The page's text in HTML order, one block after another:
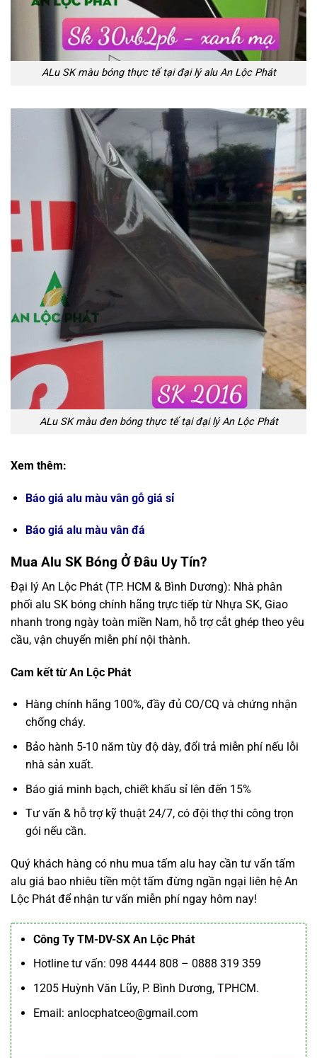
ALu SK màu bóng thực tế tạiđại lý alu An Lộc Phát
ALu SK màu đen bóng thực tế tại đại lý An Lộc Phát
Xem thêm:
Báo giá alu màu vân gỗ giá sỉ
Báo giá alu màu vân đá
Mua Alu SK Bóng Ở Đâu Uy Tín?
Đại lý An Lộc Phát (TP. HCM & Bình Dương): Nhà phân
phối alu SK bóng chính hãng trực tiếp từ Nhựa SK, Giao
nhanh trong ngày toàn miền Nam, hỗ trợ cắt ghép theo yêu
cầu, vận chuyển miễn phí nội thành.
Cam kết từ An Lộc Phát
Hàng chính hãng 100%, đầy đủ CO/CQ và chứng nhận
chống cháy.
Bảo hành 5-10 năm tùy độ dày, đổi trả miễn phí nếu lỗi
nhà sản xuất.
Báo giá minh bạch, chiết khấu sỉ lên đến 15%
Tư vấn & hỗ trợ kỹ thuật 24/7, có đội thợ thi công trọn
gói nếu cần.
Quý khách hàng có nhu mua tấm alu hay cần tư vấn tấm
alu giá bao nhiêu tiền một tấm đừng ngần ngại liên hệ An
Lộc Phát để nhận tư vấn miễn phí ngay hôm nay!
Công Ty TM-DV-SX An Lộc Phát
Hotline tư vấn: 098 4444 808 – 0888 319 359
1205 Huỳnh Văn Lũy, P. Bình Dương, TPHCM.
Email: anlocphatceo@gmail.com